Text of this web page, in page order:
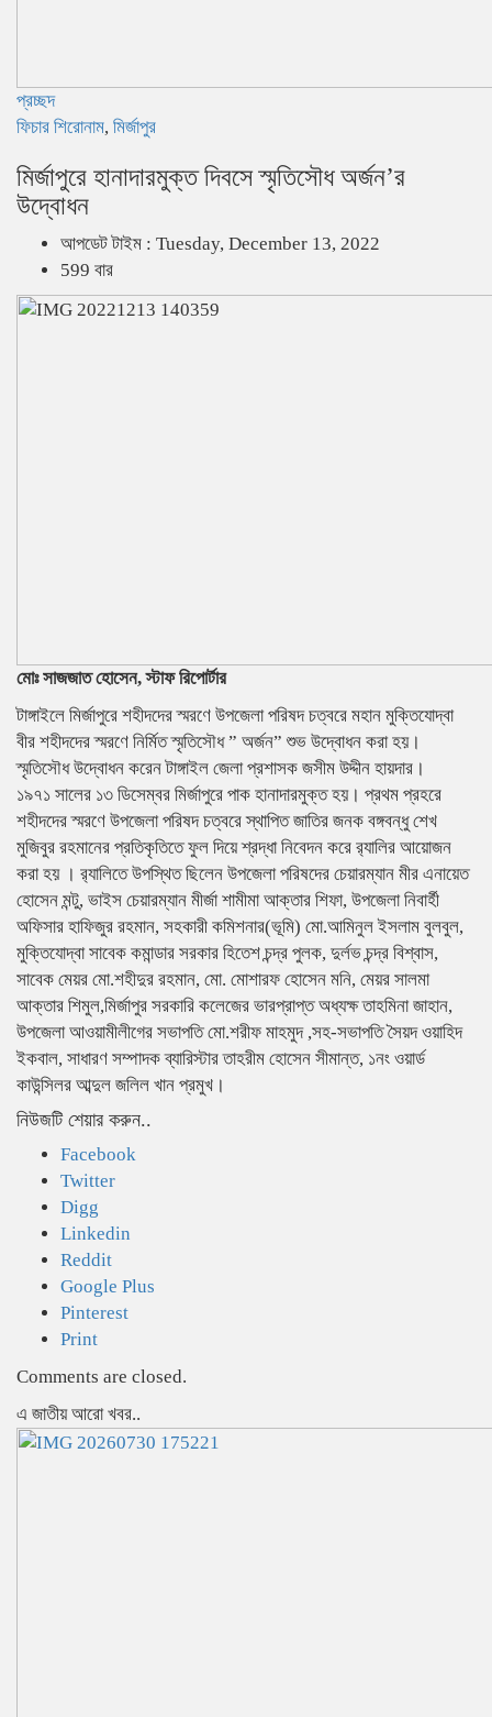
প্রচ্ছদ
ফিচার শিরোনাম, মির্জাপুর
মির্জাপুরে হানাদারমুক্ত দিবসে স্মৃতিসৌধ অর্জন’র
উদ্বোধন
আপডেট টাইম : Tuesday, December 13, 2022
599 বার
মোঃ সাজজাত হোসেন, স্টাফ রিপোর্টার
টাঙ্গাইলে মির্জাপুরে শহীদদের স্মরণে উপজেলা পরিষদ চত্বরে মহান মুক্তিযোদ্বা
বীর শহীদদের স্মরণে নির্মিত স্মৃতিসৌধ ” অর্জন” শুভ উদ্বোধন করা হয়।
স্মৃতিসৌধ উদ্বোধন করেন টাঙ্গাইল জেলা প্রশাসক জসীম উদ্দীন হায়দার।
১৯৭১ সালের ১৩ ডিসেম্বর মির্জাপুরে পাক হানাদারমুক্ত হয়। প্রথম প্রহরে
শহীদদের স্মরণে উপজেলা পরিষদ চত্বরে স্থাপিত জাতির জনক বঙ্গবন্ধু শেখ
মুজিবুর রহমানের প্রতিকৃতিতে ফুল দিয়ে শ্রদ্ধা নিবেদন করে র‍্যালির আয়োজন
করা হয় । র‍্যালিতে উপস্থিত ছিলেন উপজেলা পরিষদের চেয়ারম্যান মীর এনায়েত
হোসেন মন্টু, ভাইস চেয়ারম্যান মীর্জা শামীমা আক্তার শিফা, উপজেলা নিবার্হী
অফিসার হাফিজুর রহমান, সহকারী কমিশনার(ভূমি) মো.আমিনুল ইসলাম বুলবুল,
মুক্তিযোদ্বা সাবেক কমান্ডার সরকার হিতেশ চন্দ্র পুলক, দুর্লভ চন্দ্র বিশ্বাস,
সাবেক মেয়র মো.শহীদুর রহমান, মো. মোশারফ হোসেন মনি, মেয়র সালমা
আক্তার শিমুল,মির্জাপুর সরকারি কলেজের ভারপ্রাপ্ত অধ্যক্ষ তাহমিনা জাহান,
উপজেলা আওয়ামীলীগের সভাপতি মো.শরীফ মাহমুদ ,সহ-সভাপতি সৈয়দ ওয়াহিদ
ইকবাল, সাধারণ সম্পাদক ব্যারিস্টার তাহরীম হোসেন সীমান্ত, ১নং ওয়ার্ড
কাউন্সিলর আব্দুল জলিল খান প্রমুখ।
নিউজটি শেয়ার করুন..
Facebook
Twitter
Digg
Linkedin
Reddit
Google Plus
Pinterest
Print
Comments are closed.
এ জাতীয় আরো খবর..